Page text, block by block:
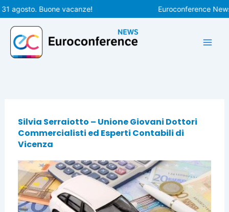
Vai
al
contenuto
agosto. Buone vacanze! Euroconference
Silvia Serraiotto – Unione Giovani Dottori
Commercialisti ed Esperti Contabili di
Vicenza